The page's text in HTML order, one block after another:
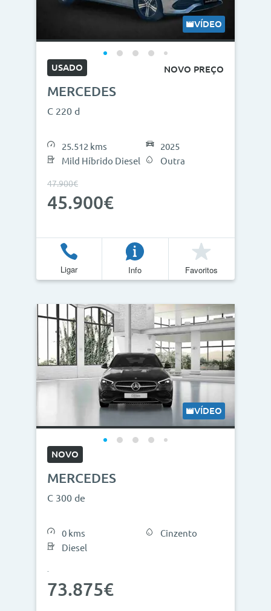
VÍDEO
USADO NOVO PREÇO
MERCEDES
C 220 d
25.512 kms
Mild Híbrido Diesel
2025
Outra
47.900€
45.900€
Ligar Info Favoritos
VÍDEO
NOVO
MERCEDES
C 300 de
0 kms
Diesel
Cinzento
73.875€